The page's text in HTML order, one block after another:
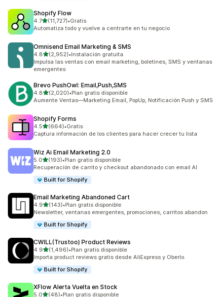
Shopify Flow
4.7de 5 estrellas
(11,727)
11727 reseñas en total
•Gratis
Automatiza todo y vuelve a centrarte en tu negocio
Omnisend Email Marketing & SMS
4.8de 5 estrellas
(2,952)
2952 reseñas en total
•Instalación gratuita
Impulsa las ventas con email marketing, boletines, SMS y ventanas
emergentes
Brevo PushOwl: Email,Push,SMS
4.8de 5 estrellas
(2,020)
2020 reseñas en total
•Plan gratis disponible
Aumente Ventas—Marketing Email, PopUp, Notificación Push y SMS
Shopify Forms
4.5de 5 estrellas
(664)
664 reseñas en total
•Gratis
Captura información de los clientes para hacer crecer tu lista
Wiz Ai Email Marketing 2.0
5.0de 5 estrellas
(193)
193 reseñas en total
•Plan gratis disponible
Recuperación de carrito y checkout abandonado con email AI
Built for Shopify
Email Marketing Abandoned Cart
4.9de 5 estrellas
(143)
143 reseñas en total
•Plan gratis disponible
Newsletter, ventanas emergentes, promociones, carritos abandon
Built for Shopify
CWILL(Trustoo) Product Reviews
4.9de 5 estrellas
(1,496)
1496 reseñas en total
•Plan gratis disponible
Importa product reviews gratis desde AliExpress y Oberlo.
Built for Shopify
XFlow Alerta Vuelta en Stock
5.0de 5 estrellas
(48)•Plan gratis disponible